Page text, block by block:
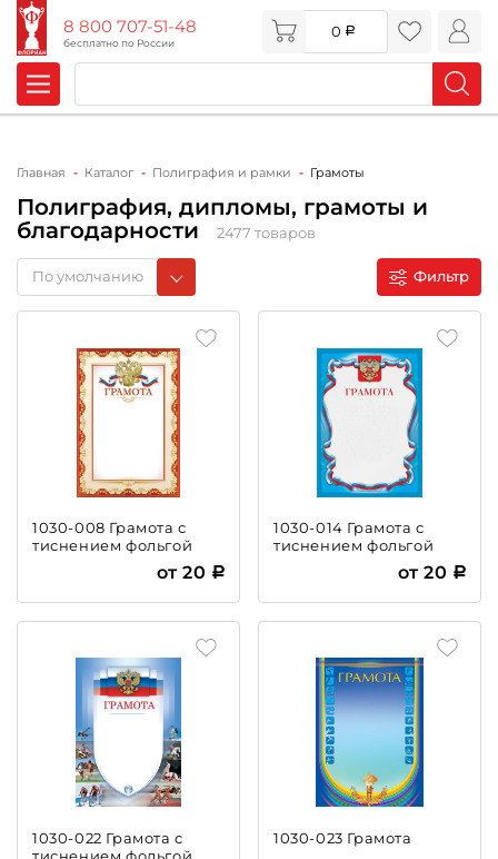
8 800 707-51-48
бесплатно по России
0
Главная Каталог Полиграфия и рамки Грамоты
Полиграфия, дипломы, грамоты и
благодарности
2477 товаров
По умолчанию Фильтр
1030-008 Грамота с
тиснением фольгой
от 20
1030-014 Грамота с
тиснением фольгой
от 20
1030-022 Грамота с
1030-023 Грамота